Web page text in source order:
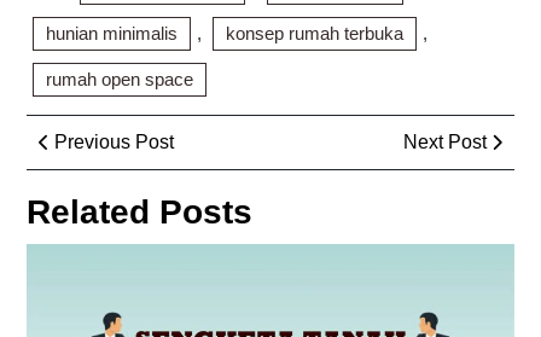
hunian minimalis , konsep rumah terbuka ,
rumah open space
Post
navigation
Previous PostPrevious
Post
Next Post
Next
Post
Related Posts